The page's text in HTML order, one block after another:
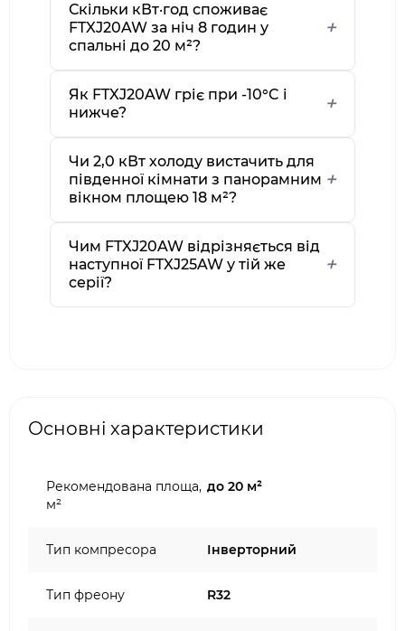
Скільки кВт·год споживає
FTXJ20AW за ніч 8 годин у
спальні до 20 м²?
Як FTXJ20AW гріє при -10°C і
нижче?
Чи 2,0 кВт холоду вистачить для
південної кімнати з панорамним
вікном площею 18 м²?
Чим FTXJ20AW відрізняється від
наступної FTXJ25AW у тій же
серії?
Основні характеристики
Рекомендована площа,
м²
до 20 м²
Тип компресора Інверторний
Тип фреону R32